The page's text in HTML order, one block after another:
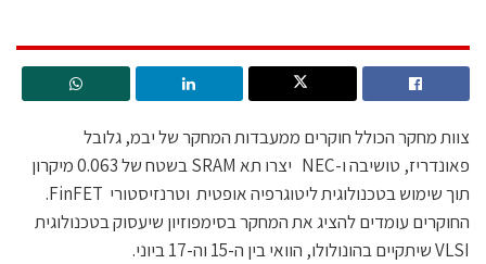
צוות מחקר הכולל חוקרים ממעבדות המחקר של יבמ, גלובל
פאונדריז, טושיבה ו-NEC יצרו תא SRAM בשטח של 0.063 מיקרון
תוך שימוש בטכנולוגית ליטוגרפיה אופטית וטרנזיסטורי FinFET.
החוקרים עומדים להציג את המחקר בסימפוזיון שיעסוק בטכנולוגית
VLSI שיתקיים בהונולולו, הוואי בין ה-15 וה-17 ביוני.